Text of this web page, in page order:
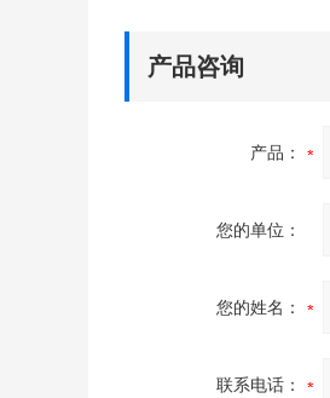
产品咨询
产品：
您的单位：
您的姓名：
联系电话：